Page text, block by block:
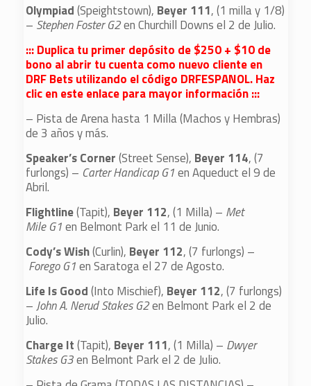
Olympiad(Speightstown), Beyer 111, (1 milla y 1/8)
– Stephen Foster G2en Churchill Downs el 2 de Julio.
::: Duplica tu primer depósito de $250 + $10 de
bono al abrir tu cuenta como nuevo cliente en
DRF Bets utilizando el código DRFESPANOL. Haz
clic en este enlace para mayor información :::
– Pista de Arena hasta 1 Milla (Machos y Hembras)
de 3 años y más.
Speaker’s Corner(Street Sense), Beyer 114, (7
furlongs) – Carter Handicap G1en Aqueduct el 9 de
Abril.
Flightline(Tapit), Beyer 112, (1 Milla) – Met
Mile G1en Belmont Park el 11 de Junio.
Cody’s Wish(Curlin), Beyer 112, (7 furlongs) –
Forego G1en Saratoga el 27 de Agosto.
Life Is Good(Into Mischief), Beyer 112, (7 furlongs)
–John A. Nerud Stakes G2en Belmont Park el 2 de
Julio.
Charge It(Tapit), Beyer 111, (1 Milla) – Dwyer
Stakes G3en Belmont Park el 2 de Julio.